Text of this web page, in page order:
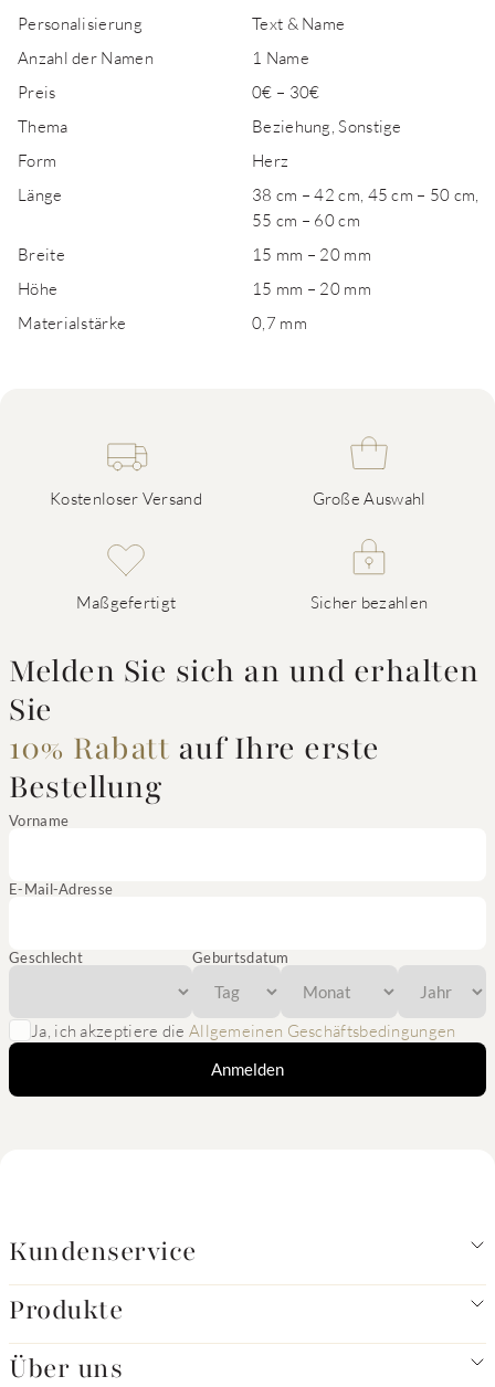
Personalisierung
Text & Name
Anzahl der Namen
1 Name
Preis
0€ – 30€
Thema
Beziehung, Sonstige
Form
Herz
Länge
38 cm – 42 cm, 45 cm – 50 cm,
55 cm – 60 cm
Breite
15 mm – 20 mm
Höhe
15 mm – 20 mm
Materialstärke
0,7 mm
Kostenloser Versand Große Auswahl
Maßgefertigt Sicher bezahlen
Melden Sie sich an und erhalten
Sie
10% Rabatt auf Ihre erste
Bestellung
Vorname
E-Mail-Adresse
Geschlecht Geburtsdatum
Ja, ich akzeptiere die Allgemeinen Geschäftsbedingungen
Anmelden
Kundenservice
Produkte
Über uns